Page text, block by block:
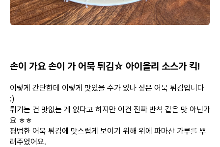
손이 가요 손이 가 어묵 튀김☆ 아이올리 소스가 킥!
이렇게 간단한데 이렇게 맛있을 수가 있나 싶은 어묵 튀김입니다
:)
튀기는 건 맛없는 게 없다고 하지만 이건 진짜 반칙 같은 맛 아닌가
요 ㅎㅎ
평범한 어묵 튀김에 맛스럽게 보이기 위해 위에 파마산 가루를 뿌
려주었어요.